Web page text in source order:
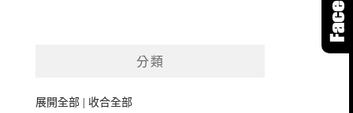
分類
展開全部
收合全部